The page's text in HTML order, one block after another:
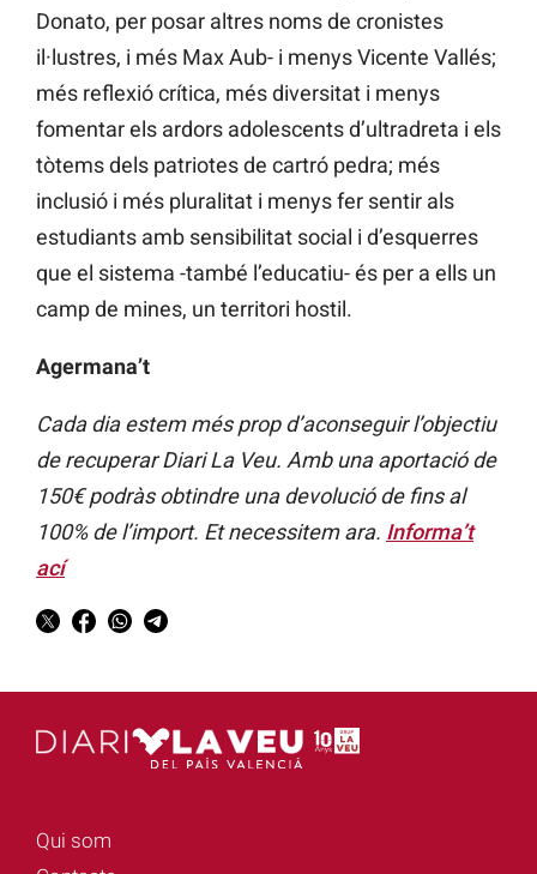
Donato, per posar altres noms de cronistes
il·lustres, i més Max Aub- i menys Vicente Vallés;
més reflexió crítica, més diversitat i menys
fomentar els ardors adolescents d’ultradreta i els
tòtems dels patriotes de cartró pedra; més
inclusió i més pluralitat i menys fer sentir als
estudiants amb sensibilitat social i d’esquerres
que el sistema -també l’educatiu- és per a ells un
camp de mines, un territori hostil.
Agermana’t
Cada dia estem més prop d’aconseguir l’objectiu
de recuperar Diari La Veu. Amb una aportació de
150€ podràs obtindre una devolució de fins al
100% de l’import. Et necessitem ara. Informa’t
ací
Qui som